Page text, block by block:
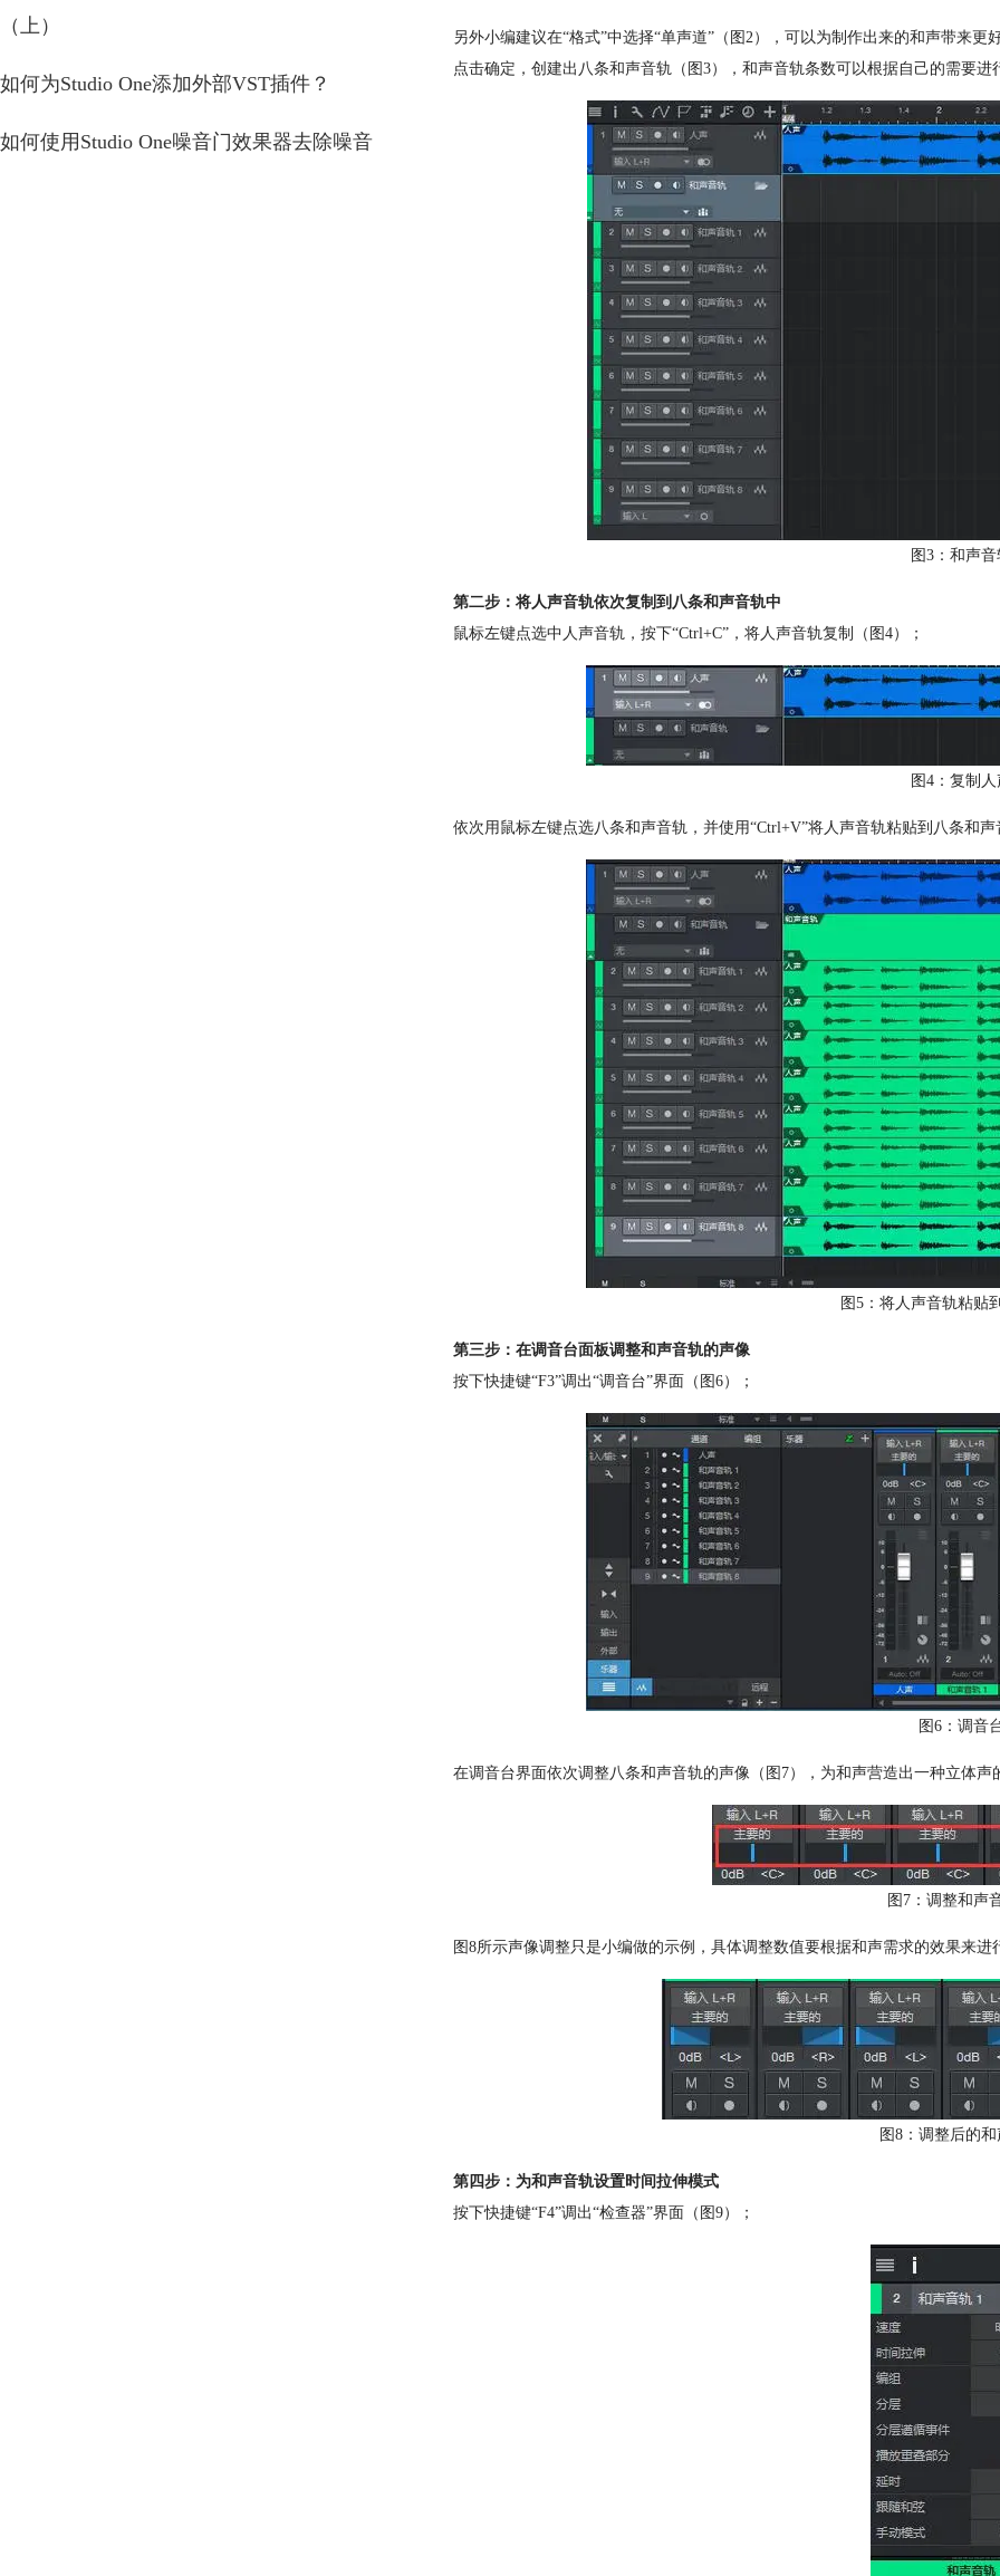
（上）
如何为Studio One添加外部VST插件？
如何使用Studio One噪音门效果器去除噪音
另外小编建议在“格式”中选择“单声道”（图2），可以为制作出来的和声带来更
点击确定，创建出八条和声音轨（图3），和声音轨条数可以根据自己的需要进
图3：和声
第二步：将人声音轨依次复制到八条和声音轨中
鼠标左键点选中人声音轨，按下“Ctrl+C”，将人声音轨复制（图4）；
图4：复制
依次用鼠标左键点选八条和声音轨，并使用“Ctrl+V”将人声音轨粘贴到八条和
图5：将人声音轨粘贴
第三步：在调音台面板调整和声音轨的声像
按下快捷键“F3”调出“调音台”界面（图6）；
图6：调音
在调音台界面依次调整八条和声音轨的声像（图7），为和声营造出一种立体声
图7：调整和声
图8所示声像调整只是小编做的示例，具体调整数值要根据和声需求的效果来进
图8：调整后的
第四步：为和声音轨设置时间拉伸模式
按下快捷键“F4”调出“检查器”界面（图9）；